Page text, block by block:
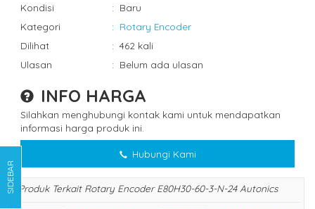
Kondisi
: Baru
Kategori
: Rotary Encoder
Dilihat
: 462 kali
Ulasan
: Belum ada ulasan
INFO HARGA
Silahkan menghubungi kontak kami untuk mendapatkan
informasi harga produk ini.
Hubungi Kami
Produk Terkait Rotary Encoder E80H30-60-3-N-24 Autonics
SIDEBAR